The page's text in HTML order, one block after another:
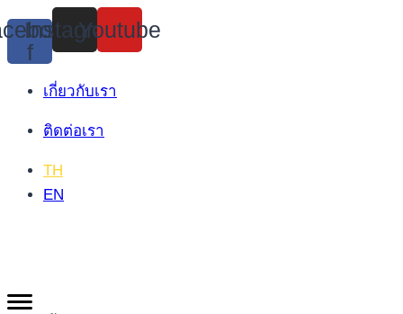
Skip
to
content
f
Instagram
Youtube
เกี่ยวกับเรา
ติดต่อเรา
TH
EN